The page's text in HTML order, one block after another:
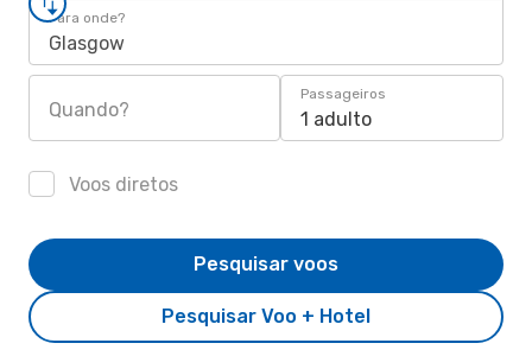
Para onde?
Glasgow
Quando?
Passageiros
1 adulto
Voos diretos
Pesquisar Voo + Hotel
Pesquisar voos